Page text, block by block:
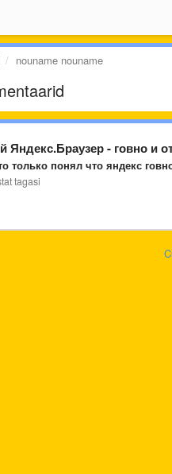
nouname nouname
Яндекс.Браузер - говно и
только понял что яндекс
tagasi